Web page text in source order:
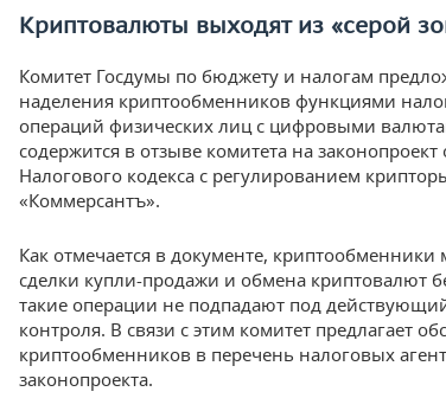
Криптовалюты выходят из «серой
Комитет Госдумы по бюджету и налогам
наделения криптообменников функциями
операций физических лиц с цифровыми
содержится в отзыве комитета на
Налогового кодекса с регулированием
«Коммерсантъ».
Как отмечается в документе, криптообменники
сделки купли-продажи и обмена криптовалют
такие операции не подпадают под
контроля. В связи с этим комитет предлагает
криптообменников в перечень налоговых
законопроекта.